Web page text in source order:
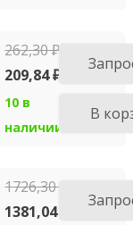
262,30₽
209,84₽
10 в
наличии
В
1726,30
1381,04